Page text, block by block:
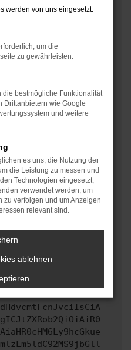
Werbeblocker, können
verhindern.
anderen Browser
vorübergehende
neuesten Stand sind.
nur ein
kann auch dazu führen,
nicht mehr unterstützt
Schritte versucht hast,
versuchen, das
uns diesen Text
zu
werden von uns eingesetzt:
um die
zu gewährleisten.
die bestmögliche Funktionalität
Drittanbietern wie Google
und weitere
es uns, die Nutzung der
die Leistung zu messen und
Technologien eingesetzt,
verwendet werden, um
zu verfolgen und um Anzeigen
relevant sind.
ablehnen